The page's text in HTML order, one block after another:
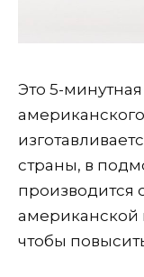
Это 5-
страны, в
производится
американской
чтобы